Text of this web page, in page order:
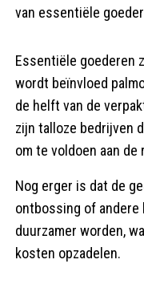
van essentiële
Essentiële goederen
wordt beïnvloed
de helft van de
zijn talloze bedrijven
om te voldoen aan
Nog erger is dat de
ontbossing of andere
duurzamer worden,
kosten opzadelen.